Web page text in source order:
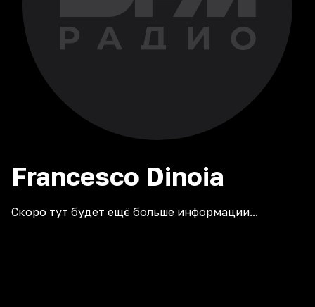
Francesco Dinoia
Скоро тут будет ещё больше информации...